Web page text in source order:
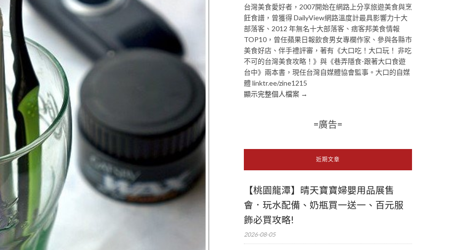
台灣美食愛好者，2007開始在網路上分享旅遊美食與烹
飪食譜，曾獲得 DailyView網路溫度計最具影響力十大
部落客、2012 年無名十大部落客、痞客邦美食情報
TOP10，曾任蘋果日報飲食男女專欄作家、參與各縣市
美食好店、伴手禮評審，著有《大口吃！大口玩！ 非吃
不可的台灣美食攻略！》與《巷弄隱食-跟著大口食遊
台中》兩本書，現任台灣自媒體協會監事。大口的自媒
體 linktr.ee/zine1215
顯示完整個人檔案 →
=廣告=
近期文章
【桃園龍潭】晴天寶寶婦嬰用品展售
會．玩水配備、奶瓶買一送一、百元服
飾必買攻略!
2026-08-05